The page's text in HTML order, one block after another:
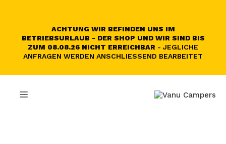
ACHTUNG WIR BEFINDEN UNS IM
BETRIEBSURLAUB - DER SHOP UND WIR SIND BIS
ZUM 08.08.26 NICHT ERREICHBAR - JEGLICHE
ANFRAGEN WERDEN ANSCHLIESSEND BEARBEITET
MENÜ